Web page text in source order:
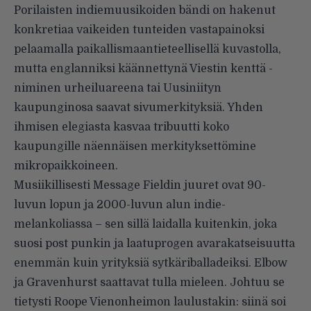
Porilaisten indiemuusikoiden bändi on hakenut
konkretiaa vaikeiden tunteiden vastapainoksi
pelaamalla paikallismaantieteellisellä kuvastolla,
mutta englanniksi käännettynä Viestin kenttä -
niminen urheiluareena tai Uusiniityn
kaupunginosa saavat sivumerkityksiä. Yhden
ihmisen elegiasta kasvaa tribuutti koko
kaupungille näennäisen merkityksettömine
mikropaikkoineen.
Musiikillisesti Message Fieldin juuret ovat 90-
luvun lopun ja 2000-luvun alun indie-
melankoliassa – sen sillä laidalla kuitenkin, joka
suosi post punkin ja laatuprogen avarakatseisuutta
enemmän kuin yrityksiä sytkäriballadeiksi. Elbow
ja Gravenhurst saattavat tulla mieleen. Johtuu se
tietysti Roope Vienonheimon laulustakin: siinä soi